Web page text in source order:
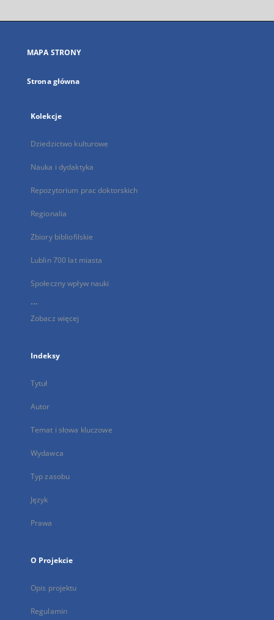
się
karcie
MAPA STRONY
Strona główna
Kolekcje
Dziedzictwo kulturowe
Nauka i dydaktyka
Repozytorium prac doktorskich
Regionalia
Zbiory bibliofilskie
Lublin 700 lat miasta
Społeczny wpływ nauki
...
Zobacz więcej
Indeksy
Tytuł
Autor
Temat i słowa kluczowe
Wydawca
Typ zasobu
Język
Prawa
O Projekcie
Opis projektu
Regulamin